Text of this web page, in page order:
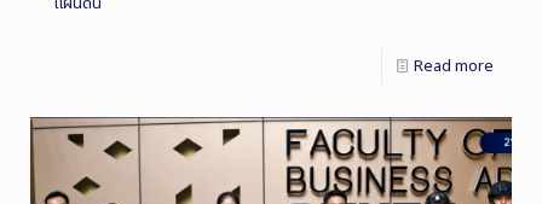
Read more